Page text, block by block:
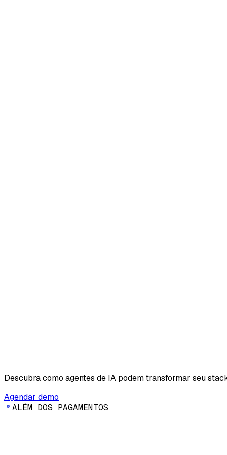
Descubra como agentes de IA podem transformar seu
Agendar demo
ALÉM DOS PAGAMENTOS